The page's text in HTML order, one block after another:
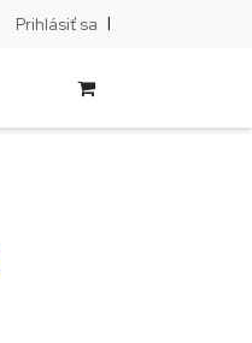
Prihlásiť sa l